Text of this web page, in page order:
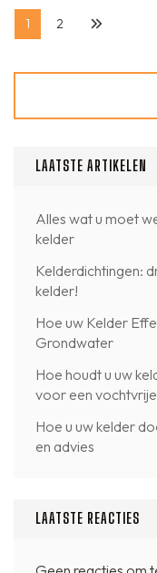
Berichten
paginering
Pagina
1 Pagina
2
LAATSTE ARTIKELEN
Alles wat u moet
kelder
Kelderdichtingen:
kelder!
Hoe uw Kelder
Grondwater
Hoe houdt u uw
voor een
Hoe u uw kelder
en advies
LAATSTE REACTIES